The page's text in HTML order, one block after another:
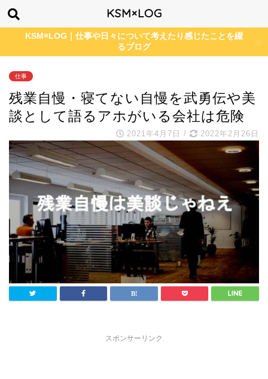
KSM×LOG
KSM×LOG｜仕事や日々について考えたり感じたことを綴
るブログ
仕事
残業自慢・寝てない自慢を武勇伝や美
談として語るアホがいる会社は危険
2021年4月7日 / 2022年2月26日
スポンサーリンク